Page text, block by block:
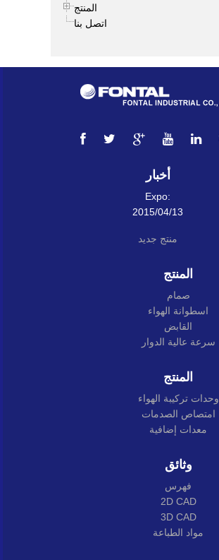
المنتج
اتصل بنا
أخبار
Expo:
2015/04/13
منتج جديد
المنتج
صمام
اسطوانة الهواء
القابض
سرعة عالية الدوار
المنتج
وحدات تركيبة الهواء
امتصاص الصدمات
معدات إضافية
وثائق
فهرس
2D CAD
3D CAD
مواد الطباعة